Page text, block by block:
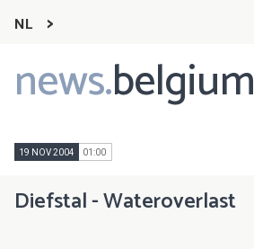
NL
news.belgium
Main
navigation
19 NOV 2004 01:00
Diefstal - Wateroverlast